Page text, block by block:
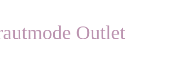
Outlet